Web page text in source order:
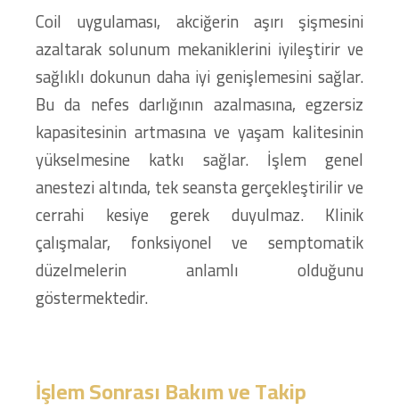
Coil uygulaması, akciğerin aşırı şişmesini
azaltarak solunum mekaniklerini iyileştirir ve
sağlıklı dokunun daha iyi genişlemesini sağlar.
Bu da nefes darlığının azalmasına, egzersiz
kapasitesinin artmasına ve yaşam kalitesinin
yükselmesine katkı sağlar. İşlem genel
anestezi altında, tek seansta gerçekleştirilir ve
cerrahi kesiye gerek duyulmaz. Klinik
çalışmalar, fonksiyonel ve semptomatik
düzelmelerin anlamlı olduğunu
göstermektedir.
İşlem Sonrası Bakım ve Takip